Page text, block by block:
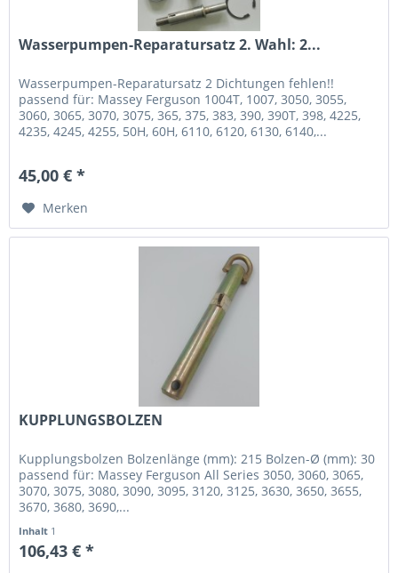
Wasserpumpen-Reparatursatz 2. Wahl: 2...
Wasserpumpen-Reparatursatz 2 Dichtungen fehlen!!
passend für: Massey Ferguson 1004T, 1007, 3050, 3055,
3060, 3065, 3070, 3075, 365, 375, 383, 390, 390T, 398, 4225,
4235, 4245, 4255, 50H, 60H, 6110, 6120, 6130, 6140,...
45,00 € *
Merken
KUPPLUNGSBOLZEN
Kupplungsbolzen Bolzenlänge (mm): 215 Bolzen-Ø (mm): 30
passend für: Massey Ferguson All Series 3050, 3060, 3065,
3070, 3075, 3080, 3090, 3095, 3120, 3125, 3630, 3650, 3655,
3670, 3680, 3690,...
Inhalt 1
106,43 € *